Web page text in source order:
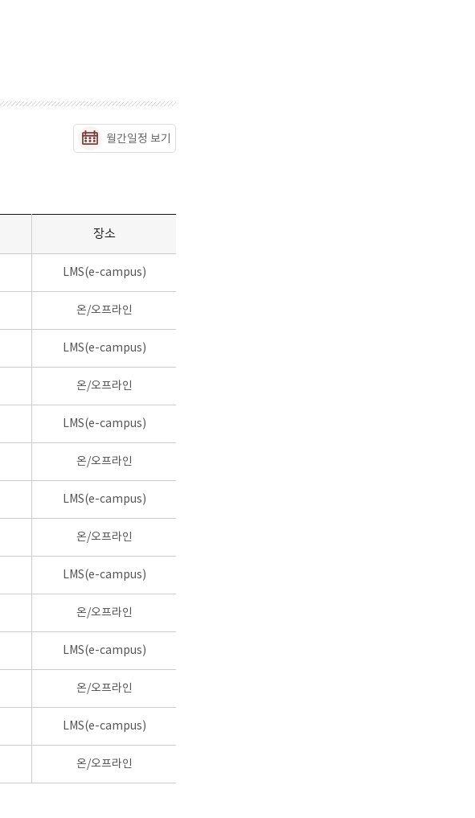
월간일정 보기
장소
LMS(e-campus)
온/오프라인
LMS(e-campus)
온/오프라인
LMS(e-campus)
온/오프라인
LMS(e-campus)
온/오프라인
LMS(e-campus)
온/오프라인
LMS(e-campus)
온/오프라인
LMS(e-campus)
온/오프라인